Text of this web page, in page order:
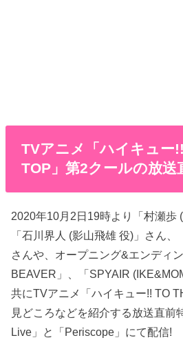
TVアニメ「ハイキュー
TOP」第2クールの放送
2020年10月2日19時より「村瀬歩
「石川界人 (影山飛雄 役)」さん、
さんや、オープニング&エンディ
BEAVER」、「SPYAIR
共にTVアニメ「ハイキュー!! TO
見どころなどを紹介する放送直前
Live」と「Periscope」にて配信!